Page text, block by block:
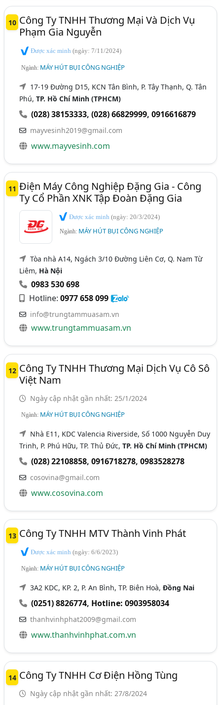
10 Công Ty TNHH Thương Mại Và Dịch Vụ
Phạm Gia Nguyễn
Được xác minh(ngày: 7/11/2024)
Ngành: MÁY HÚT BỤI CÔNG NGHIỆP
17-19 Đường D15, KCN Tân Bình, P. Tây Thạnh, Q. Tân
Phú,TP. Hồ Chí Minh (TPHCM)
(028) 38153333,(028) 66829999,0916616879
mayvesinh2019@gmail.com
www.mayvesinh.com
11 Điện Máy Công Nghiệp Đặng Gia - Công
Ty Cổ Phần XNK Tập Đoàn Đặng Gia
Được xác minh(ngày: 20/3/2024)
Ngành: MÁY HÚT BỤI CÔNG NGHIỆP
Tòa nhà A14, Ngách 3/10 Đường Liên Cơ, Q. Nam Từ
Liêm, Hà Nội
0983 530 698
Hotline:0977 658 099
info@trungtammuasam.vn
www.trungtammuasam.vn
12 Công Ty TNHH Thương Mại Dịch Vụ Cô Sô
Việt Nam
Ngày cập nhật gần nhất: 25/1/2024
Ngành: MÁY HÚT BỤI CÔNG NGHIỆP
Nhà E11, KDC Valencia Riverside, Số 1000 Nguyễn Duy
Trinh, P. Phú Hữu, TP. Thủ Đức,TP. Hồ Chí Minh (TPHCM)
(028) 22108858,0916718278,0983528278
cosovina@gmail.com
www.cosovina.com
13 Công Ty TNHH MTV Thành Vinh Phát
Được xác minh(ngày: 6/6/2023)
Ngành: MÁY HÚT BỤI CÔNG NGHIỆP
3A2 KDC, KP. 2, P. An Bình, TP. Biên Hoà,Đồng Nai
(0251) 8826774, Hotline: 0903958034
thanhvinhphat2009@gmail.com
www.thanhvinhphat.com.vn
14 Công Ty TNHH Cơ Điện Hồng Tùng
Ngày cập nhật gần nhất: 27/8/2024